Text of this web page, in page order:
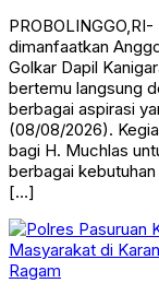
dimanfaatkan
Golkar Dapil
bertemu langsung
berbagai aspirasi
(08/08/2026).
bagi H. Muchlas
berbagai
[…]
Ragam